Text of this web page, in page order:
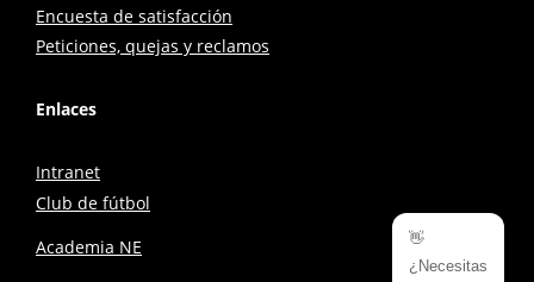
Encuesta de satisfacción
Peticiones, quejas y reclamos
Enlaces
Intranet
Club de fútbol
Academia NE
👋
¿Necesitas